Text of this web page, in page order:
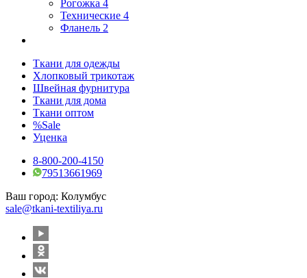
Рогожка 4
Технические 4
Фланель 2
Ткани для одежды
Хлопковый трикотаж
Швейная фурнитура
Ткани для дома
Ткани оптом
%Sale
Уценка
8-800-200-4150
79513661969
Ваш город: Колумбус
sale@tkani-textiliya.ru